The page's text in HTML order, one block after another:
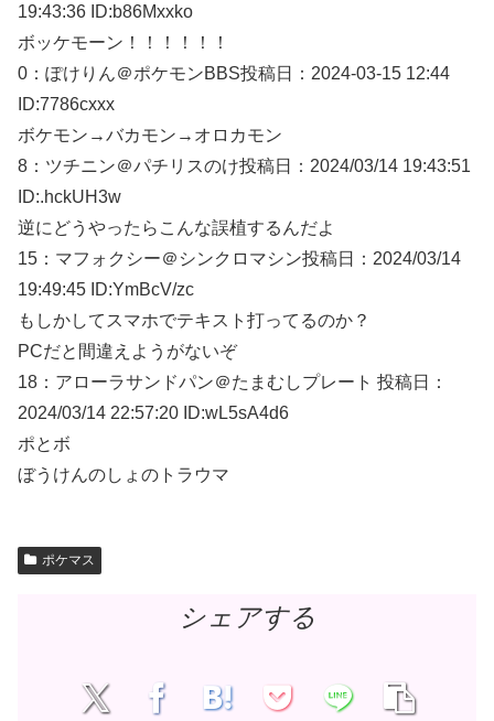
19:43:36 ID:b86Mxxko
ボッケモーン！！！！！！
0： ぽけりん＠ポケモンBBS投稿日：2024-03-15 12:44
ID:7786cxxx
ボケモン→バカモン→オロカモン
8： ツチニン＠パチリスのけ投稿日：2024/03/14 19:43:51
ID:.hckUH3w
逆にどうやったらこんな誤植するんだよ
15： マフォクシー＠シンクロマシン投稿日：2024/03/14
19:49:45 ID:YmBcV/zc
もしかしてスマホでテキスト打ってるのか？
PCだと間違えようがないぞ
18： アローラサンドパン＠たまむしプレート 投稿日：
2024/03/14 22:57:20 ID:wL5sA4d6
ポとボ
ぼうけんのしょのトラウマ
ポケマス
シェアする